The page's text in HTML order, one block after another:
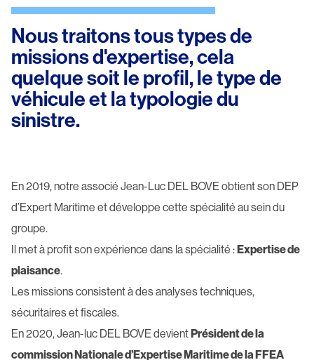
Nous traitons tous types de
missions d'expertise, cela
quelque soit le profil, le type de
véhicule et la typologie du
sinistre.
En 2019, notre associé Jean-Luc DEL BOVE obtient son DEP
d’Expert Maritime et développe cette spécialité au sein du
groupe.
Il met à profit son expérience dans la spécialité :Expertise de
plaisance.
Les missions consistent à des analyses techniques,
sécuritaires et fiscales.
En 2020, Jean-luc DEL BOVE devientPrésident de la
commission Nationale d’Expertise Maritime de la FFEA